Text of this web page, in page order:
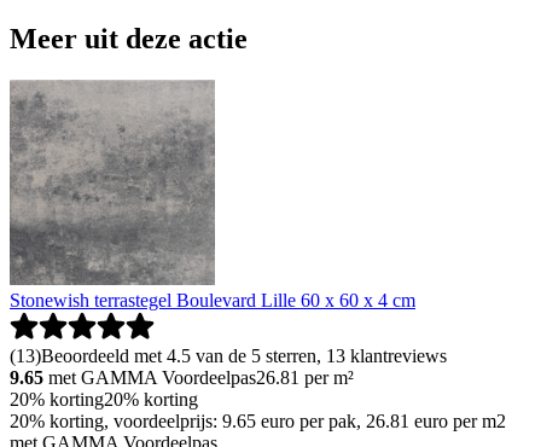
Meer uit deze actie
Stonewish terrastegel Boulevard Lille 60 x 60 x 4 cm
(13)Beoordeeld met 4.5 van de 5 sterren, 13 klantreviews
9.65 met GAMMA Voordeelpas26.81 per m²
20% korting20% korting
20% korting, voordeelprijs: 9.65 euro per pak, 26.81 euro per m2
met GAMMA Voordeelpas